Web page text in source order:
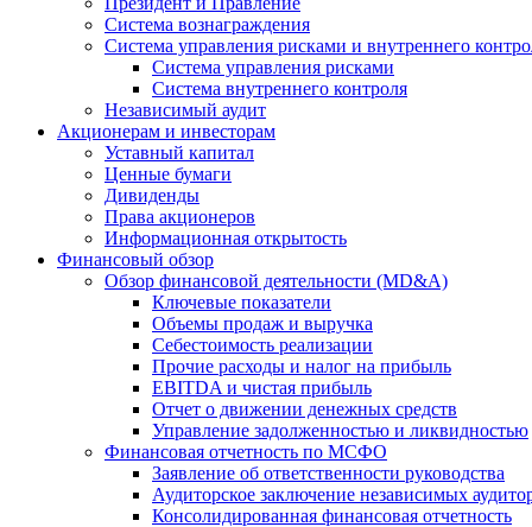
Система вознаграждения
Система управления рисками и внутреннего
Система управления рисками
Система внутреннего контроля
Независимый аудит
Акционерам и инвесторам
Уставный капитал
Ценные бумаги
Дивиденды
Права акционеров
Информационная открытость
Финансовый обзор
Обзор финансовой деятельности (MD&A)
Ключевые показатели
Объемы продаж и выручка
Себестоимость реализации
Прочие расходы и налог на прибыль
EBITDA и чистая прибыль
Отчет о движении денежных средств
Управление задолженностью и ликвидностью
Финансовая отчетность по МСФО
Заявление об ответственности руководства
Аудиторское заключение независимых
Консолидированная финансовая отчетность